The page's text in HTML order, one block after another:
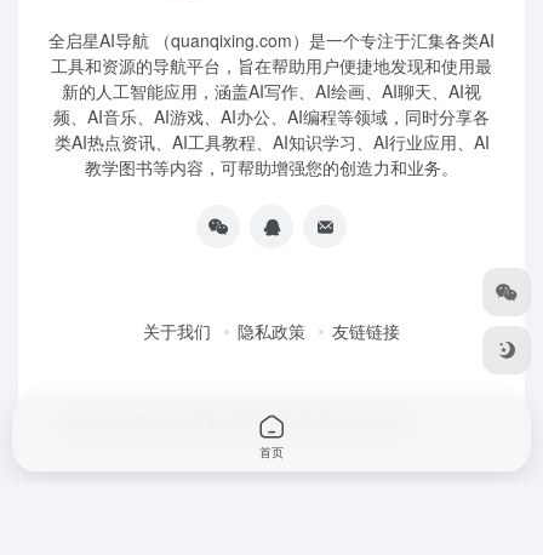
全启星AI导航 （quanqixing.com）是一个专注于汇集各类AI
工具和资源的导航平台，旨在帮助用户便捷地发现和使用最
新的人工智能应用，涵盖AI写作、AI绘画、AI聊天、AI视
频、AI音乐、AI游戏、AI办公、AI编程等领域，同时分享各
类AI热点资讯、AI工具教程、AI知识学习、AI行业应用、AI
教学图书等内容，可帮助增强您的创造力和业务。
关于我们 隐私政策 友链链接
全启星AI导航鲁ICP备2023010227号
首页